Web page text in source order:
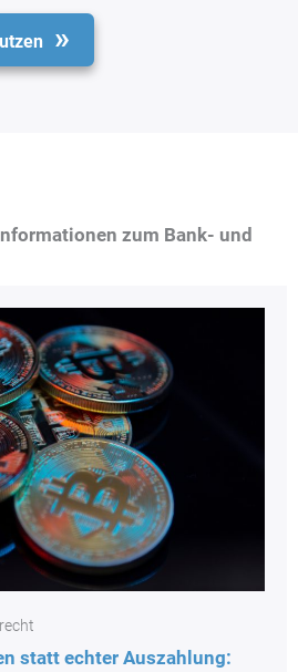
zum Bank- und
statt echter Auszahlung: